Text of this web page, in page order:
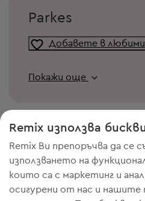
Parkes
Добавете в любими
Покажи още
Remix използва
Remix Ви препоръчва да се
използването на
които са с маркетинг и
осигурени от нас и нашите